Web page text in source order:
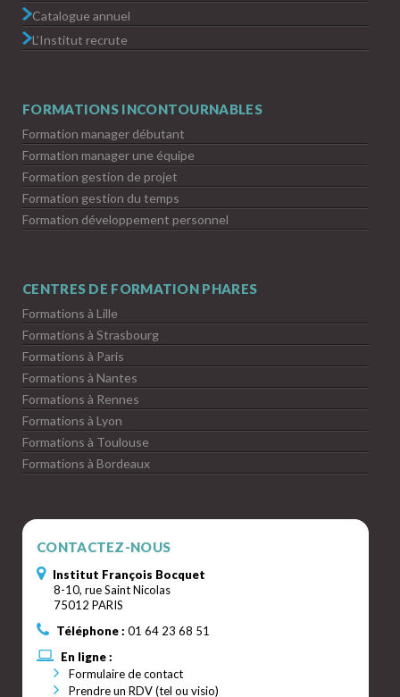
Catalogue annuel
L’Institut recrute
FORMATIONS INCONTOURNABLES
Formation manager débutant
Formation manager une équipe
Formation gestion de projet
Formation gestion du temps
Formation développement personnel
CENTRES DE FORMATION PHARES
Formations à Lille
Formations à Strasbourg
Formations à Paris
Formations à Nantes
Formations à Rennes
Formations à Lyon
Formations à Toulouse
Formations à Bordeaux
CONTACTEZ-NOUS
Institut François Bocquet
8-10, rue Saint Nicolas
75012 PARIS
Téléphone : 01 64 23 68 51
En ligne :
Formulaire de contact
Prendre un RDV (tel ou visio)